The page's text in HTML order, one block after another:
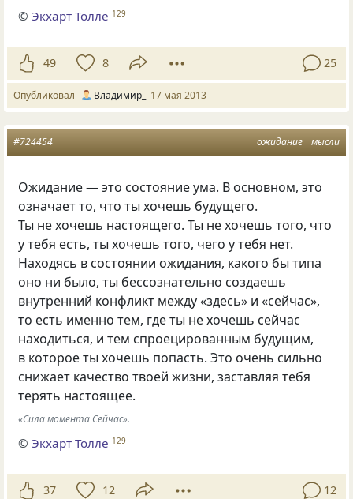
©Экхарт Толле 129
49 8 25
Опубликовал Владимир_ 17 мая 2013
ожидание мысли
#724454
Ожидание — это состояние ума. В основном, это
означает то, что ты хочешь будущего.
Ты не хочешь настоящего. Ты не хочешь того, что
у тебя есть, ты хочешь того, чего у тебя нет.
Находясь в состоянии ожидания, какого бы типа
оно ни было, ты бессознательно создаешь
внутренний конфликт между«здесь» и «сейчас»,
то есть именно тем, где ты не хочешь сейчас
находиться, и тем спроецированным будущим,
в которое ты хочешь попасть. Это очень сильно
снижает качество твоей жизни, заставляя тебя
терять настоящее.
«Сила момента Сейчас».
©Экхарт Толле 129
37 12 12